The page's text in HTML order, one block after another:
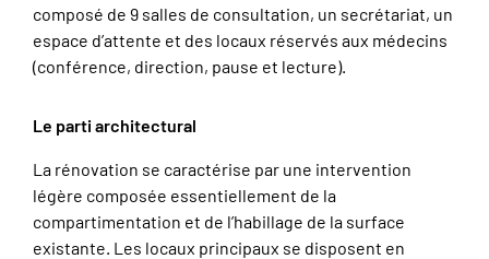
composé de 9 salles de consultation, un secrétariat, un
espace d’attente et des locaux réservés aux médecins
(conférence, direction, pause et lecture).
Le parti architectural
La rénovation se caractérise par une intervention
légère composée essentiellement de la
compartimentation et de l’habillage de la surface
existante. Les locaux principaux se disposent en